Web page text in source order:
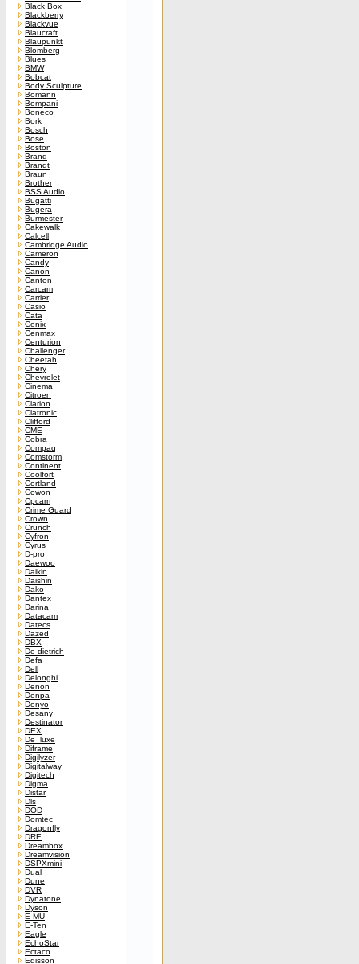
Black Box
Blackberry
Blackvue
Blaucraft
Blaupunkt
Blomberg
Blues
BMW
Bobcat
Body Sculpture
Bomann
Bompani
Boneco
Bork
Bosch
Bose
Boston
Brand
Brandt
Braun
Brother
BSS Audio
Bugatti
Bugera
Burmester
Cakewalk
Calcell
Cambridge Audio
Cameron
Candy
Canon
Canton
Carcam
Carrier
Casio
Cata
Cenix
Cenmax
Centurion
Challenger
Cheetah
Chery
Chevrolet
Cinema
Citroen
Clarion
Clatronic
Clifford
CME
Cobra
Compaq
Comstorm
Continent
Coolfort
Cortland
Cowon
Cpcam
Crime Guard
Crown
Crunch
Cyfron
Cyrus
D-pro
Daewoo
Daikin
Daishin
Dako
Dantex
Darina
Datacam
Datecs
Dazed
DBX
De-dietrich
Defa
Dell
Delonghi
Denon
Denpa
Denyo
Desany
Destinator
DEX
De_luxe
Diframe
Digilyzer
Digitalway
Digitech
Digma
Distar
Dls
DOD
Domtec
Dragonfly
DRE
Dreambox
Dreamvision
DSPXmini
Dual
Dune
DVR
Dynatone
Dyson
E-MU
E-Ten
Eagle
EchoStar
Ectaco
Edisson